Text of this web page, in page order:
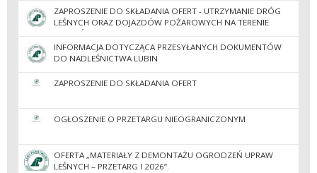
ZAPROSZENIE DO SKŁADANIA OFERT - UTRZYMANIE DRÓG
LEŚNYCH ORAZ DOJAZDÓW POŻAROWYCH NA TERENIE
NADLEŚNICTWA LUBIN W 2026R
INFORMACJA DOTYCZĄCA PRZESYŁANYCH DOKUMENTÓW
DO NADLEŚNICTWA LUBIN
ZAPROSZENIE DO SKŁADANIA OFERT
OGŁOSZENIE O PRZETARGU NIEOGRANICZONYM
OFERTA „MATERIAŁY Z DEMONTAŻU OGRODZEŃ UPRAW
LEŚNYCH – PRZETARG I 2026”.